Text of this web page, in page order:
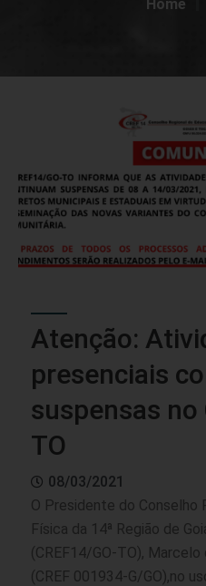
Home
Atenção:
presenciais
suspensas no
TO
08/03/2021
O Presidente do Conselho
Física da 14ª Região de
(CREF14/GO-TO),
(CREF 001934-G/GO),no